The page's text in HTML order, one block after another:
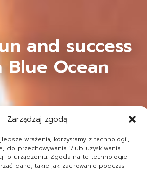
Zarządzaj zgodą
wrażenia, korzystamy z technologii,
do przechowywania i/lub uzyskiwania
o urządzeniu. Zgoda na te technologie
dane, takie jak zachowanie podczas
and success
Blue Ocean